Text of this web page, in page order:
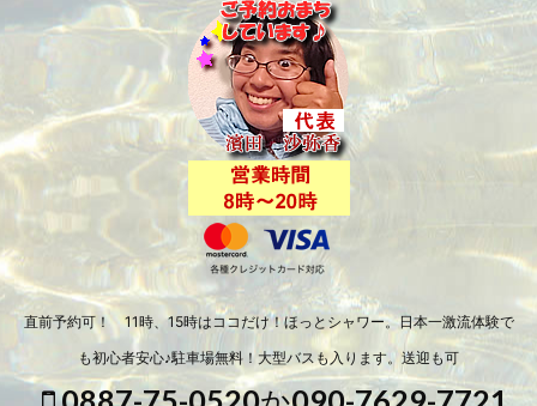
直前予約可！ 11時、15時はココだけ！ほっとシャワー。日本一激流体験で
も初心者安心♪駐車場無料！大型バスも入ります。送迎も可